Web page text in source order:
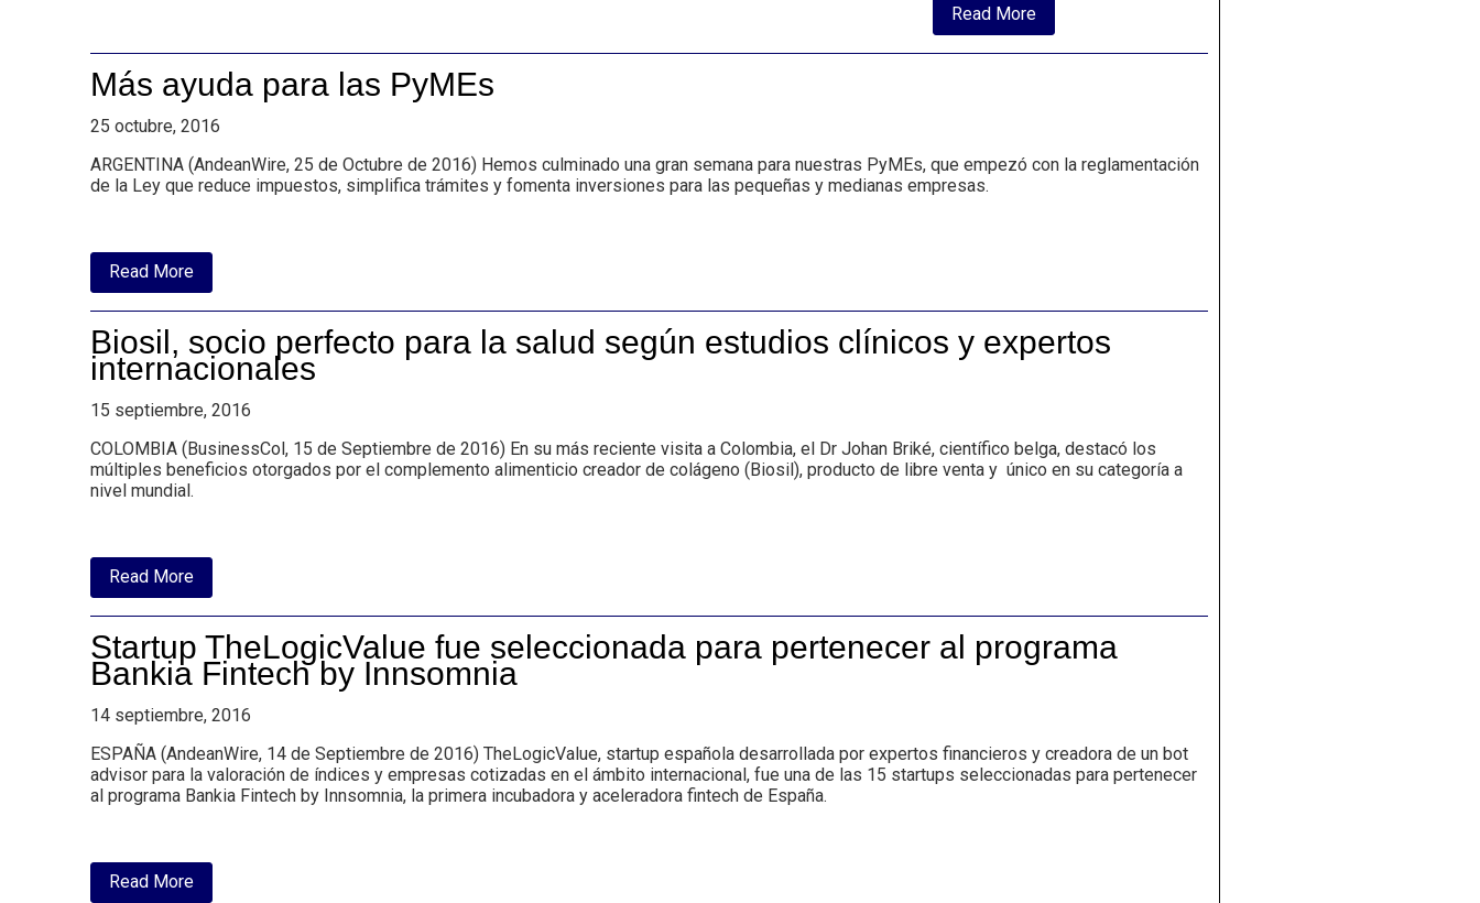
Read Moreabout
Camino,
verdad
arquidiócesis
Más ayuda para las PyMEs
25 octubre, 2016
ARGENTINA (AndeanWire, 25 de Octubre de 2016) Hemos culminado una gran semana para nuestras PyMEs, que empezó con la reglamentación
de la Ley que reduce impuestos, simplifica trámites y fomenta inversiones para las pequeñas y medianas empresas.
Read Moreabout
Más
ayuda
las
PyMEs
Biosil, socio perfecto para la salud según estudios clínicos y expertos
internacionales
15 septiembre, 2016
COLOMBIA (BusinessCol, 15 de Septiembre de 2016) En su más reciente visita a Colombia, el Dr Johan Briké, científico belga, destacó los
múltiples beneficios otorgados por el complemento alimenticio creador de colágeno (Biosil), producto de libre venta y único en su categoría a
nivel mundial.
Read Moreabout
Biosil,
socio
para
la
salud
estudios
y
expertos
internacionales
Startup TheLogicValue fue seleccionada para pertenecer al programa
Bankia Fintech by Innsomnia
14 septiembre, 2016
ESPAÑA (AndeanWire, 14 de Septiembre de 2016) TheLogicValue, startup española desarrollada por expertos financieros y creadora de un bot
advisor para la valoración de índices y empresas cotizadas en el ámbito internacional, fue una de las 15 startups seleccionadas para pertenecer
al programa Bankia Fintech by Innsomnia, la primera incubadora y aceleradora fintech de España.
Read Moreabout
Startup